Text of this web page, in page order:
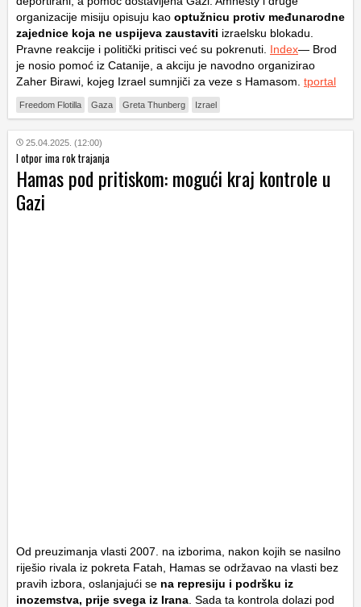
organizacije misiju opisuju kao optužnicu protiv međunarodne
zajednice koja ne uspijeva zaustaviti izraelsku blokadu.
Pravne reakcije i politički pritisci već su pokrenuti. Index— Brod
je nosio pomoć iz Catanije, a akciju je navodno organizirao
Zaher Birawi, kojeg Izrael sumnjiči za veze s Hamasom. tportal
Freedom Flotilla Gaza Greta Thunberg Izrael
25.04.2025. (12:00)
I otpor ima rok trajanja
Hamas pod pritiskom: mogući kraj kontrole u
Gazi
Od preuzimanja vlasti 2007. na izborima, nakon kojih se nasilno
riješio rivala iz pokreta Fatah, Hamas se održavao na vlasti bez
pravih izbora, oslanjajući se na represiju i podršku iz
inozemstva, prije svega iz Irana . Sada ta kontrola dolazi pod